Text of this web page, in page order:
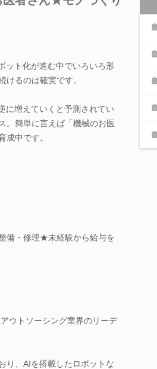
ット化が進む中でいろいろ形
るのは確実です。
に増えていくと予測されてい
。簡単に言えば「機械のお医
成中です。
備・修理★未経験から給与を
ウトソーシング業界のリーデ
り、AIを搭載したロボットな